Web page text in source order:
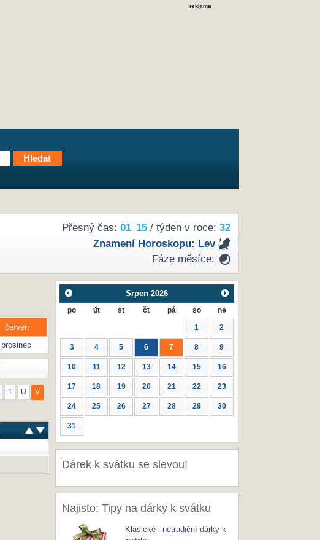
reklama
Přesný čas: 01 15/ týden v roce: 32
Znamení Horoskopu: Lev
Fáze měsíce:
červen
prosinec
U V
Srpen 2026
po út st čt pá so ne
1 2
3 4 5 6 7 8 9
10 11 12 13 14 15 16
17 18 19 20 21 22 23
24 25 26 27 28 29 30
31
Dárek k svátku se slevou!
Najisto: Tipy na dárky k svátku
Klasické i netradiční dárky k